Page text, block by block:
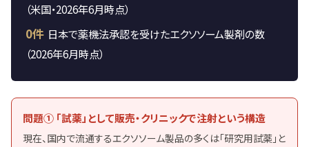
（米国・2026年6月時点）
0件 日本で薬機法承認を受けたエクソソーム製剤の数
（2026年6月時点）
問題① 「試薬」として販売・クリニックで注射という構造
現在、国内で流通するエクソソーム製品の多くは「研究用試薬」と